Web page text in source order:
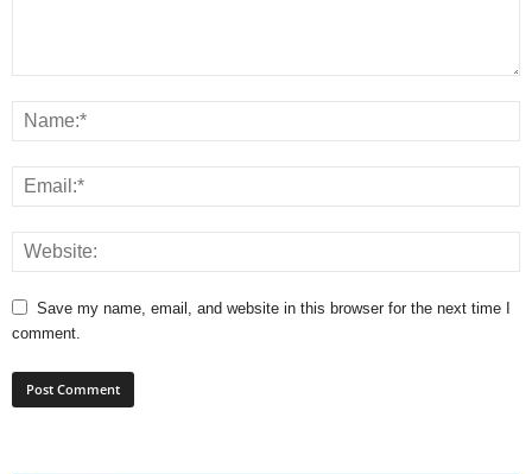
Save my name, email, and website in this browser for the next time I
comment.